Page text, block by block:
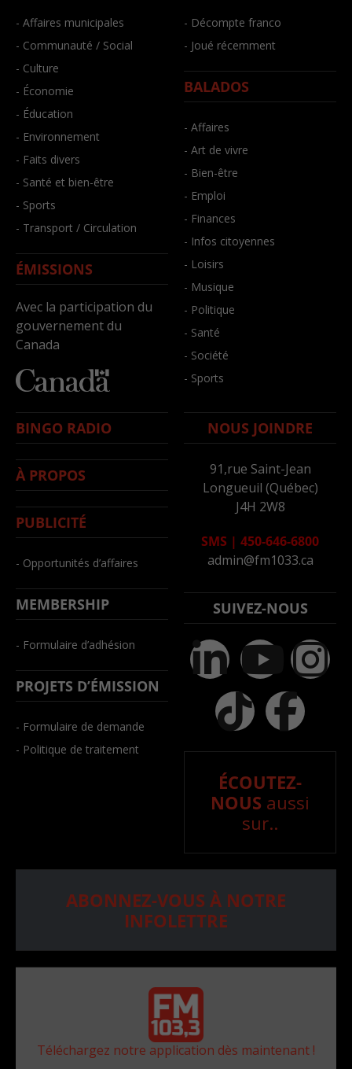
- Affaires municipales
- Communauté / Social
- Culture
- Économie
- Éducation
- Environnement
- Faits divers
- Santé et bien-être
- Sports
- Transport / Circulation
ÉMISSIONS
Avec la participation du
gouvernement du
Canada
- Décompte franco
- Joué récemment
BALADOS
- Affaires
- Art de vivre
- Bien-être
- Emploi
- Finances
- Infos citoyennes
- Loisirs
- Musique
- Politique
- Santé
- Société
- Sports
BINGO RADIO
À PROPOS
PUBLICITÉ
- Opportunités d’affaires
MEMBERSHIP
- Formulaire d’adhésion
PROJETS D’ÉMISSION
- Formulaire de demande
- Politique de traitement
NOUS JOINDRE
91,rue Saint-Jean
Longueuil (Québec)
J4H 2W8
SMS | 450-646-6800
admin@fm1033.ca
SUIVEZ-NOUS
ÉCOUTEZ-
NOUS aussi
sur..
ABONNEZ-VOUS À NOTRE
INFOLETTRE
Téléchargez notre application dès maintenant !